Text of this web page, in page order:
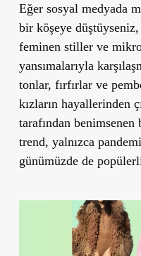
Eğer sosyal medyada
bir köşeye
feminen stiller ve
yansımalarıyla
tonlar, fırfırlar ve
kızların hayallerinden
tarafından
trend, yalnızca
günümüzde de